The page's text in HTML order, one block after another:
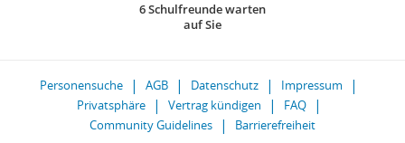
6 Schulfreunde warten
auf Sie
Personensuche AGB Datenschutz
Impressum
Privatsphäre
Vertrag kündigen
FAQ
Community Guidelines
Barrierefreiheit